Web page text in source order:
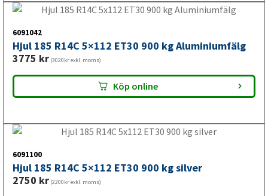
stänkskydd till släpvagn , stödhjul släpvagn,gasfjäder,
6091042
Hjul 185 R14C 5×112 ET30 900 kg Aluminiumfälg
3775 kr (3020kr exkl. moms)
Köp online
6091100
Hjul 185 R14C 5×112 ET30 900 kg silver
2750 kr (2200kr exkl. moms)